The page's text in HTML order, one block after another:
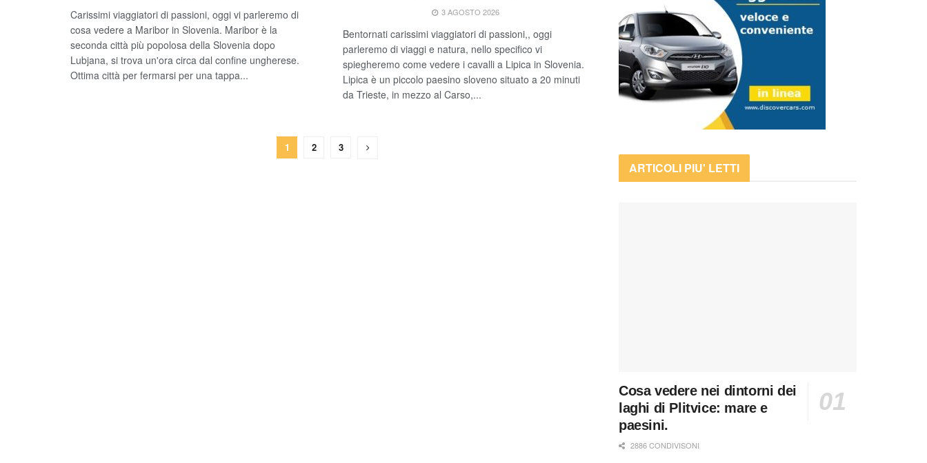
Carissimi viaggiatori di passioni, oggi vi parleremo di
cosa vedere a Maribor in Slovenia. Maribor è la
seconda città più popolosa della Slovenia dopo
Lubjana, si trova un'ora circa dal confine ungherese.
Ottima città per fermarsi per una tappa...
3 AGOSTO 2026
Bentornati carissimi viaggiatori di passioni,, oggi
parleremo di viaggi e natura, nello specifico vi
spiegheremo come vedere i cavalli a Lipica in Slovenia.
Lipica è un piccolo paesino sloveno situato a 20 minuti
da Trieste, in mezzo al Carso,...
1 2 3
ARTICOLI PIU' LETTI
Cosa vedere nei dintorni dei
laghi di Plitvice: mare e
paesini.
2886 CONDIVISONI